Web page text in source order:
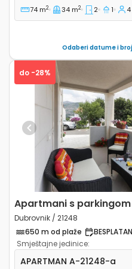
74 m2 34 m2 2 1 4
Odaberi datume i
Previous
do -28%
Apartmani s parkingom
Dubrovnik / 21248
650 m od plaže
Smještajne jedinice:
Jednosobni apartman
APARTMAN A-21248-a